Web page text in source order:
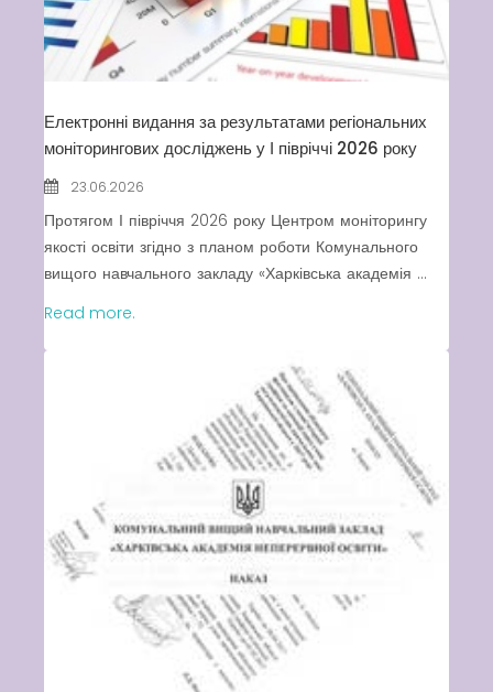
Swimming Lessons at New
Pool
Play is Our Brain’s Favorite
Latter match class
Вакансії
Вакансії
Електронні видання за результатами регіональних
моніторингових досліджень у І півріччі 2026 року
23.06.2026
Протягом І півріччя 2026 року Центром моніторингу
якості освіти згідно з планом роботи Комунального
вищого навчального закладу «Харківська академія ...
Read more.